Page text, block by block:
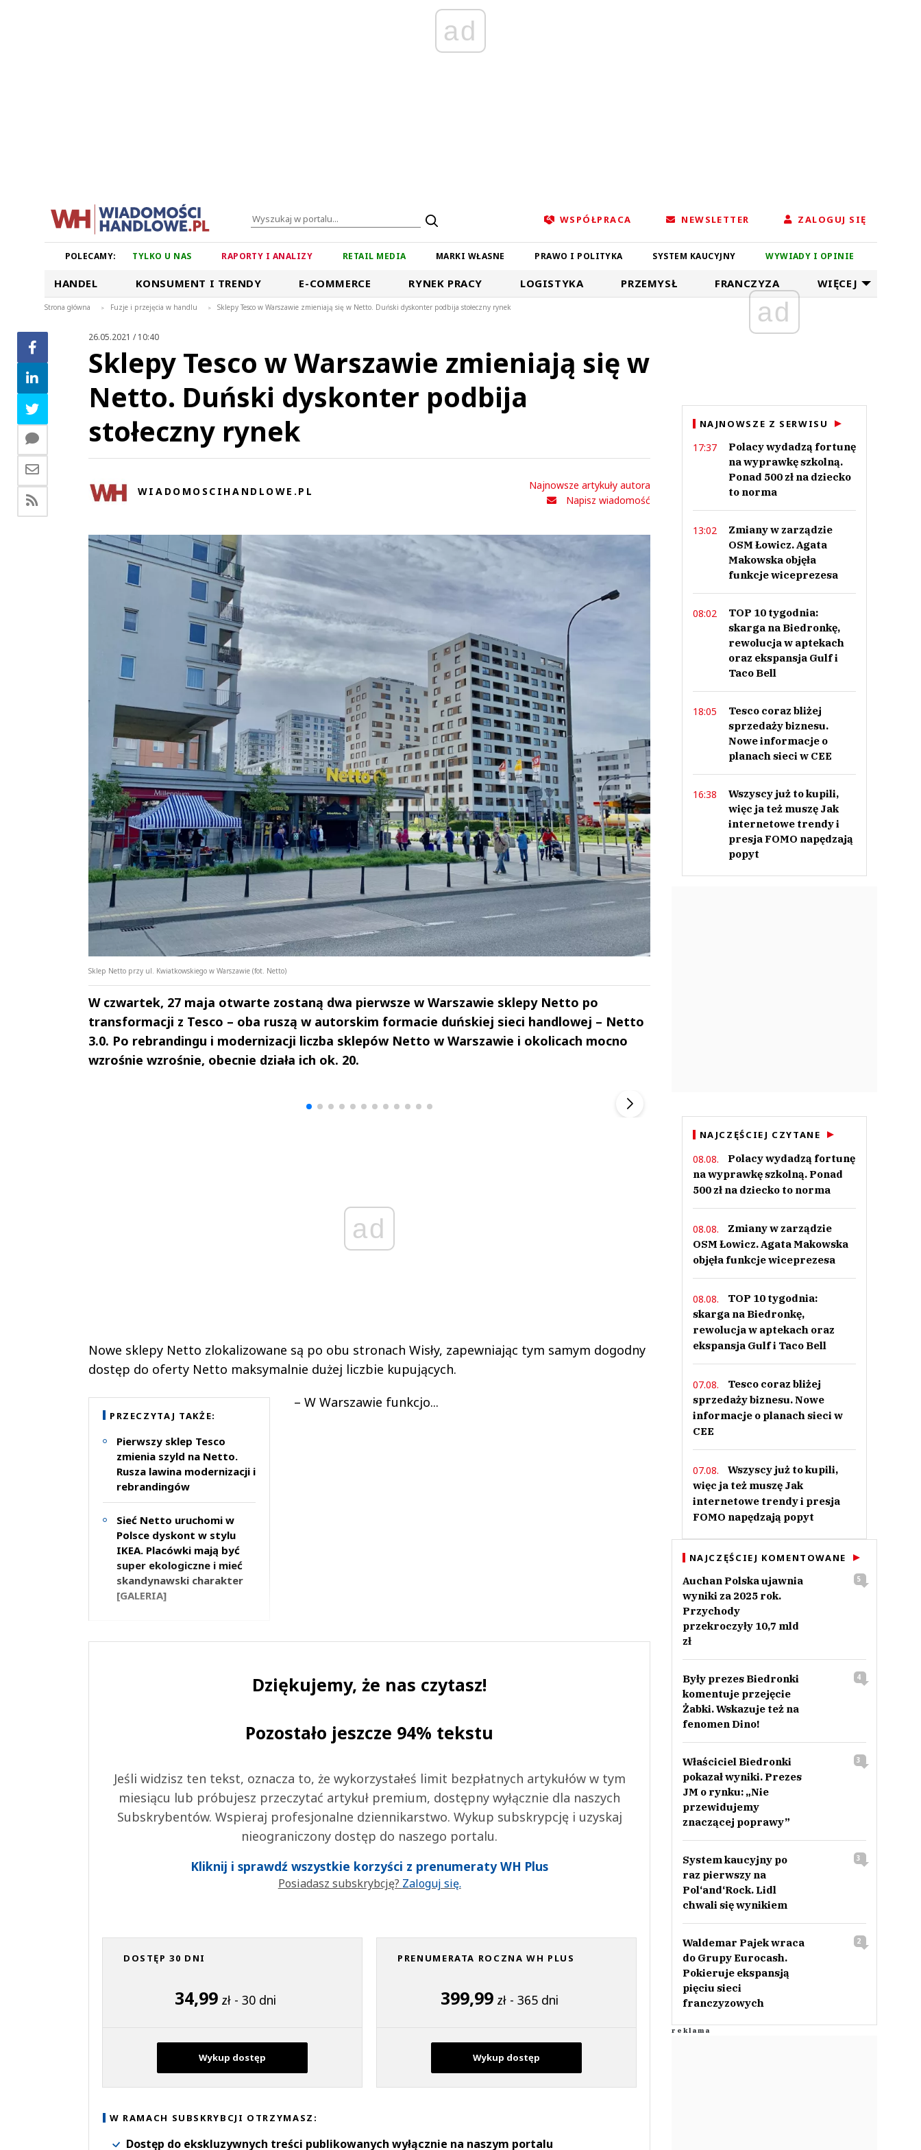
ad
WSPÓŁPRACA NEWSLETTER ZALOGUJ SIĘ
POLECAMY: TYLKO U NAS RAPORTY I ANALIZY RETAIL MEDIA MARKI WŁASNE PRAWO I POLITYKA SYSTEM KAUCYJNY WYWIADY I OPINIE
HANDEL KONSUMENT I TRENDY E-COMMERCE RYNEK PRACY LOGISTYKA PRZEMYSŁ FRANCZYZA WIĘCEJ
Strona główna > Fuzje i przejęcia w handlu > Sklepy Tesco w Warszawie zmieniają się w Netto. Duński dyskonter podbija stołeczny rynek
26.05.2021 / 10:40
Sklepy Tesco w Warszawie zmieniają się w
Netto. Duński dyskonter podbija
stołeczny rynek
WIADOMOSCIHANDLOWE.PL
Najnowsze artykuły autora
Napisz wiadomość
Sklep Netto przy ul. Kwiatkowskiego w Warszawie (fot. Netto)
W czwartek, 27 maja otwarte zostaną dwa pierwsze w Warszawie sklepy Netto po
transformacji z Tesco – oba ruszą w autorskim formacie duńskiej sieci handlowej – Netto
3.0. Po rebrandingu i modernizacji liczba sklepów Netto w Warszawie i okolicach mocno
wzrośnie wzrośnie, obecnie działa ich ok. 20.
ad
Nowe sklepy Netto zlokalizowane są po obu stronach Wisły, zapewniając tym samym dogodny
dostęp do oferty Netto maksymalnie dużej liczbie kupujących.
PRZECZYTAJ TAKŻE:
Pierwszy sklep Tesco
zmienia szyld na Netto.
Rusza lawina modernizacji i
rebrandingów
Sieć Netto uruchomi w
Polsce dyskont w stylu
IKEA. Placówki mają być
super ekologiczne i mieć
skandynawski charakter
[GALERIA]
– W Warszawie funkcjo...
Dziękujemy, że nas czytasz!
Pozostało jeszcze 94% tekstu
Jeśli widzisz ten tekst, oznacza to, że wykorzystałeś limit bezpłatnych artykułów w tym
miesiącu lub próbujesz przeczytać artykuł premium, dostępny wyłącznie dla naszych
Subskrybentów. Wspieraj profesjonalne dziennikarstwo. Wykup subskrypcję i uzyskaj
nieograniczony dostęp do naszego portalu.
Kliknij i sprawdź wszystkie korzyści z prenumeraty WH Plus
Posiadasz subskrybcję? Zaloguj się.
DOSTĘP 30 DNI
34,99 zł - 30 dni
Wykup dostęp
PRENUMERATA ROCZNA WH PLUS
399,99 zł - 365 dni
Wykup dostęp
W RAMACH SUBSKRYBCJI OTRZYMASZ:
Dostęp do ekskluzywnych treści publikowanych wyłącznie na naszym portalu
Andrzej i Marta
Marta i Andrzej
ad
NAJNOWSZE Z SERWISU
17:37
Polacy wydadzą fortunę
na wyprawkę szkolną.
Ponad 500 zł na dziecko
to norma
13:02
Zmiany w zarządzie
OSM Łowicz. Agata
Makowska objęła
funkcje wiceprezesa
08:02
TOP 10 tygodnia:
skarga na Biedronkę,
rewolucja w aptekach
oraz ekspansja Gulf i
Taco Bell
18:05
Tesco coraz bliżej
sprzedaży biznesu.
Nowe informacje o
planach sieci w CEE
16:38
Wszyscy już to kupili,
więc ja też muszę Jak
internetowe trendy i
presja FOMO napędzają
popyt
NAJCZĘŚCIEJ CZYTANE
08.08.
Polacy wydadzą fortunę
na wyprawkę szkolną. Ponad
500 zł na dziecko to norma
08.08.
Zmiany w zarządzie
OSM Łowicz. Agata Makowska
objęła funkcje wiceprezesa
08.08.
TOP 10 tygodnia:
skarga na Biedronkę,
rewolucja w aptekach oraz
ekspansja Gulf i Taco Bell
07.08.
Tesco coraz bliżej
sprzedaży biznesu. Nowe
informacje o planach sieci w
CEE
07.08.
Wszyscy już to kupili,
więc ja też muszę Jak
internetowe trendy i presja
FOMO napędzają popyt
NAJCZĘŚCIEJ KOMENTOWANE
Auchan Polska ujawnia
wyniki za 2025 rok.
Przychody
przekroczyły 10,7 mld
zł
5
Były prezes Biedronki
komentuje przejęcie
Żabki. Wskazuje też na
fenomen Dino!
4
Właściciel Biedronki
pokazał wyniki. Prezes
JM o rynku: „Nie
przewidujemy
znaczącej poprawy”
3
System kaucyjny po
raz pierwszy na
Pol‘and‘Rock. Lidl
chwali się wynikiem
3
Waldemar Pajek wraca
do Grupy Eurocash.
Pokieruje ekspansją
pięciu sieci
franczyzowych
2